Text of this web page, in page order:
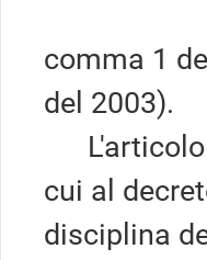
comma 1
del 2003).
L'articolo
cui al
disciplina